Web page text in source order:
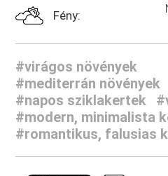
Fény:
#virágos növények
#mediterrán növények
#napos sziklakertek
#modern, minimalista
#romantikus, falusias